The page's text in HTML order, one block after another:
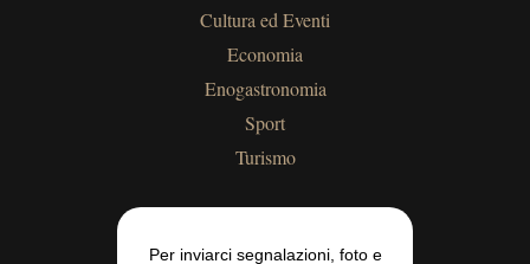
Cultura ed Eventi
Economia
Enogastronomia
Sport
Turismo
Per inviarci segnalazioni, foto e